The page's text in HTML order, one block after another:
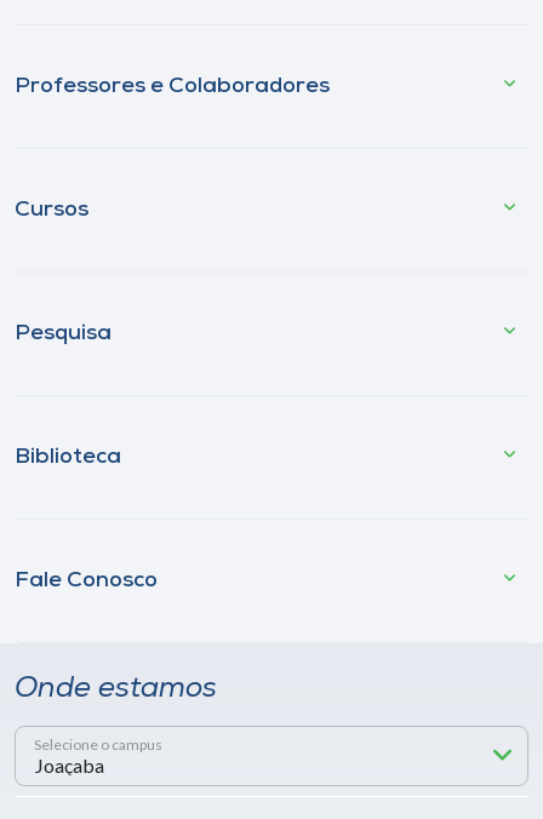
Professores e Colaboradores
Cursos
Pesquisa
Biblioteca
Fale Conosco
Onde estamos
Selecione o campus